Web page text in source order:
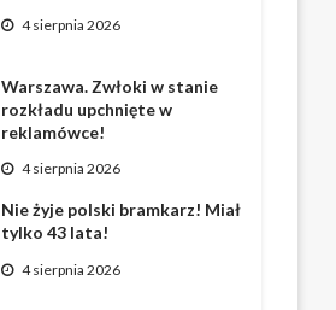
4 sierpnia 2026
Warszawa. Zwłoki w stanie
rozkładu upchnięte w
reklamówce!
4 sierpnia 2026
Nie żyje polski bramkarz! Miał
tylko 43 lata!
4 sierpnia 2026